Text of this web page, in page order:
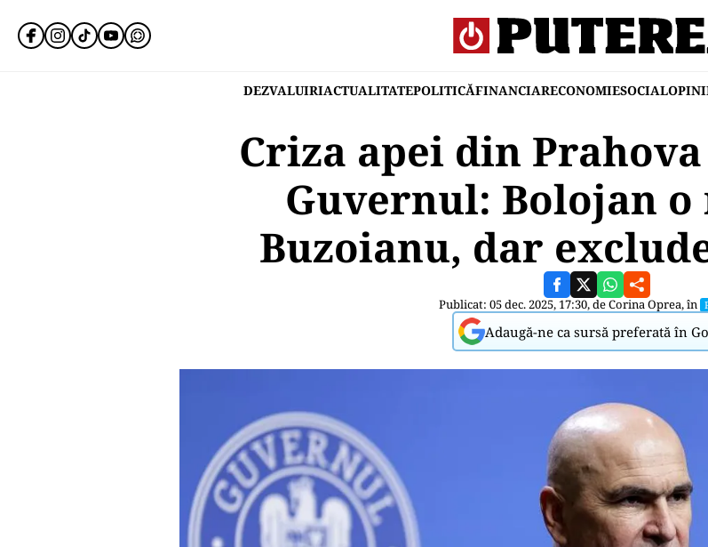
DEZVALUIRIACTUALITATEPOLITICĂFINANCIARECONOMIESOCIAL
Criza apei din
Guvernul: Bolojan o
Buzoianu, dar
Publicat: 05 dec. 2025, 17:30, deCorina Oprea, în
Adaugă-ne ca sursă preferată în